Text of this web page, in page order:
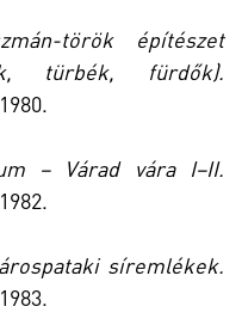
török építészet
türbék, fürdők).
– Várad vára I–II.
síremlékek.